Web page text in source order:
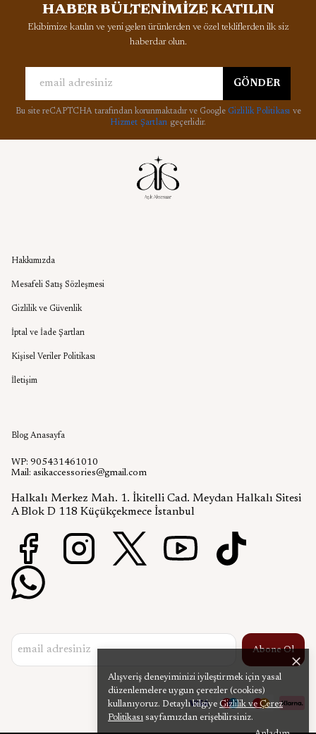
Alışveriş deneyiminizi iyileştirmek için yasal
düzenlemelere uygun çerezler (cookies)
kullanıyoruz. Detaylı bilgiye Gizlilik ve Çerez
Politikası sayfamızdan erişebilirsiniz.
HABER BÜLTENİMİZE KATILIN
Ekibimize katılın ve yeni gelen ürünlerden ve özel tekliflerden ilk siz
haberdar olun.
GÖNDER
Bu site reCAPTCHA tarafından korunmaktadır ve Google Gizlilik Politikası ve
Hizmet Şartları geçerlidir.
Hakkımızda
Mesafeli Satış Sözleşmesi
Gizlilik ve Güvenlik
İptal ve İade Şartları
Kişisel Veriler Politikası
İletişim
Blog Anasayfa
WP: 905431461010
Mail: asikaccessories@gmail.com
Halkalı Merkez Mah. 1. İkitelli Cad. Meydan Halkalı Sitesi
A Blok D 118 Küçükçekmece İstanbul
Abone Ol